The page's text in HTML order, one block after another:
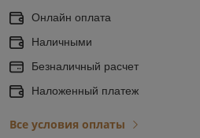
Онлайн оплата
Наличными
Безналичный расчет
Наложенный платеж
Все условия оплаты